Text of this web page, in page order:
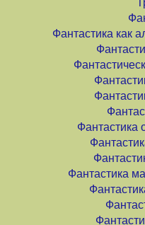
Фантастика как
Фантастика
Фантастика